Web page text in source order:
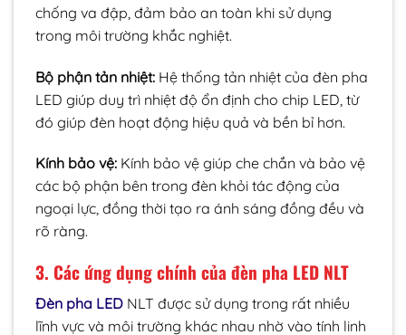
chống va đập, đảm bảo an toàn khi sử dụng
trong môi trường khắc nghiệt.
Bộ phận tản nhiệt: Hệ thống tản nhiệt của đèn pha
LED giúp duy trì nhiệt độ ổn định cho chip LED, từ
đó giúp đèn hoạt động hiệu quả và bền bỉ hơn.
Kính bảo vệ: Kính bảo vệ giúp che chắn và bảo vệ
các bộ phận bên trong đèn khỏi tác động của
ngoại lực, đồng thời tạo ra ánh sáng đồng đều và
rõ ràng.
3. Các ứng dụng chính của đèn pha LED NLT
Đèn pha LED NLT được sử dụng trong rất nhiều
lĩnh vực và môi trường khác nhau nhờ vào tính linh